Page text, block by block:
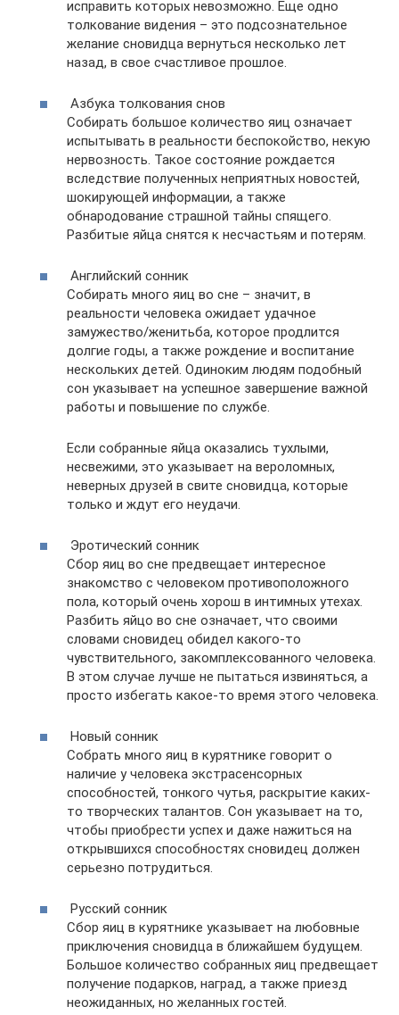
исправить которых невозможно. Еще одно
толкование видения – это подсознательное
желание сновидца вернуться несколько лет
назад, в свое счастливое прошлое.
Азбука толкования снов
Собирать большое количество яиц означает
испытывать в реальности беспокойство, некую
нервозность. Такое состояние рождается
вследствие полученных неприятных новостей,
шокирующей информации, а также
обнародование страшной тайны спящего.
Разбитые яйца снятся к несчастьям и потерям.
Английский сонник
Собирать много яиц во сне – значит, в
реальности человека ожидает удачное
замужество/женитьба, которое продлится
долгие годы, а также рождение и воспитание
нескольких детей. Одиноким людям подобный
сон указывает на успешное завершение важной
работы и повышение по службе.
Если собранные яйца оказались тухлыми,
несвежими, это указывает на вероломных,
неверных друзей в свите сновидца, которые
только и ждут его неудачи.
Эротический сонник
Сбор яиц во сне предвещает интересное
знакомство с человеком противоположного
пола, который очень хорош в интимных утехах.
Разбить яйцо во сне означает, что своими
словами сновидец обидел какого-то
чувствительного, закомплексованного человека.
В этом случае лучше не пытаться извиняться, а
просто избегать какое-то время этого человека.
Новый сонник
Собрать много яиц в курятнике говорит о
наличие у человека экстрасенсорных
способностей, тонкого чутья, раскрытие каких-
то творческих талантов. Сон указывает на то,
чтобы приобрести успех и даже нажиться на
открывшихся способностях сновидец должен
серьезно потрудиться.
Русский сонник
Сбор яиц в курятнике указывает на любовные
приключения сновидца в ближайшем будущем.
Большое количество собранных яиц предвещает
получение подарков, наград, а также приезд
неожиданных, но желанных гостей.